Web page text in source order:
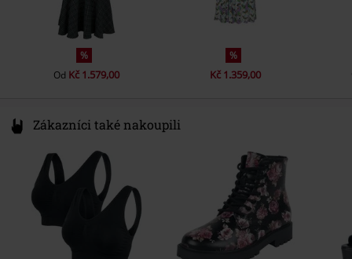
%
Od Kč 1.579,00
%
Kč 1.359,00
Zákazníci také nakoupili